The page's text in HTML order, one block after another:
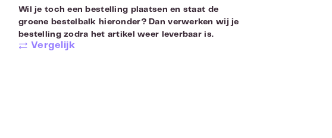
Wil je toch een bestelling plaatsen en staat de
groene bestelbalk hieronder? Dan verwerken wij je
bestelling zodra het artikel weer leverbaar is.
Vergelijk